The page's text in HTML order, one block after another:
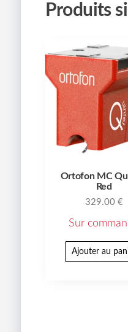
Produits
Ortofon MC
Red
329.00 €
Sur
Ajouter au